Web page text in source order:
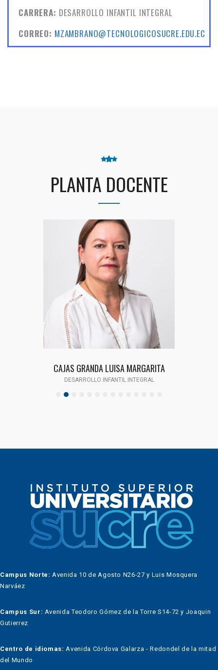
CARRERA: DESARROLLO INFANTIL INTEGRAL
CORREO: MZAMBRANO@TECNOLOGICOSUCRE.EDU.EC
PLANTA DOCENTE
CAJAS GRANDA LUISA MARGARITA
DESARROLLO INFANTIL INTEGRAL
Campus Norte: Avenida 10 de Agosto N26-27 y Luis Mosquera
Narváez
Campus Sur: Avenida Teodoro Gómez de la Torre S14-72 y Joaquin
Gutierrez
Centro de idiomas: Avenida Córdova Galarza - Redondel de la mitad
del Mundo